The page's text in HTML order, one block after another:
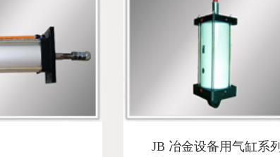
JB 冶金设备用气缸系列